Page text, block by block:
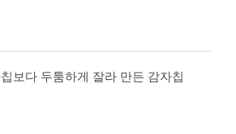
보다 두툼하게 잘라 만든 감자칩